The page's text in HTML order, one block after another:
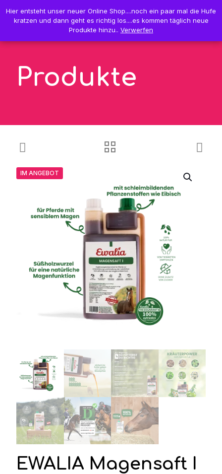
0 0,00 €
Produkte
IM ANGEBOT
EWALIA Magensaft I
Hier entsteht unser neuer Online Shop....noch ein paar mal die Hufe
kratzen und dann geht es richtig los....es kommen täglich neue
Produkte hinzu.. Verwerfen
Hier entsteht unser neuer Online Shop....noch ein paar mal die Hufe
kratzen und dann geht es richtig los....es kommen täglich neue
Produkte hinzu.. Verwerfen